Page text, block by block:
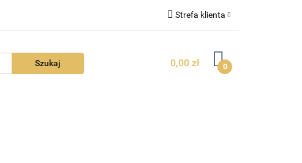
Strefa klienta
Zarejestruj się
0,00 zł 0